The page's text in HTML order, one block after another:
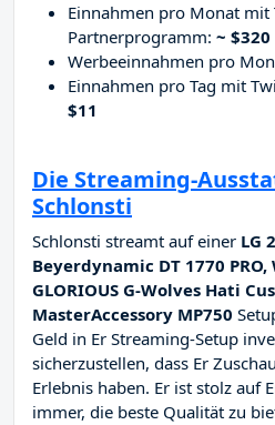
Einnahmen pro Monat mit
Partnerprogramm: ~ $320
Werbeeinnahmen pro
Einnahmen pro Tag mit
$11
Die Streaming-
Schlonsti
Schlonsti streamt auf einer LG
Beyerdynamic DT 1770 PRO,
GLORIOUS G-Wolves Hati
MasterAccessory MP750
Geld in Er Streaming-Setup
sicherzustellen, dass Er
Erlebnis haben. Er ist stolz auf
immer, die beste Qualität zu